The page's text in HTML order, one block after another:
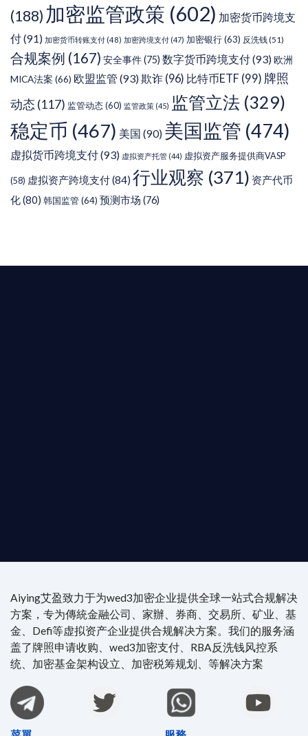
(188) 加密监管政策 (602) 加密货币跨境支
付(91) 加密货币转账支付 (48) 加密跨境支付 (47) 加密银行(63) 反洗钱(51)
合规案例 (167) 安全事件(75) 数字货币跨境支付(93)欧洲
MICA法案 (66) 欧盟监管 (93)欺诈 (96) 比特币ETF (99) 牌照
动态 (117) 监管动态(60) 监管政策 (45) 监管立法 (329)
稳定币 (467) 美国 (90) 美国监管 (474)
虚拟货币跨境支付(93) 虚拟资产托管 (44) 虚拟资产服务提供商VASP
(58) 虚拟资产跨境支付(84) 行业观察 (371) 资产代币
化(80) 韩国监管(64) 预测市场 (76)
Aiying艾盈致力于为wed3加密企业提供全球一站式合规解决
方案，专为傳統金融公司、家辦、券商、交易所、矿业、基
金、Defi等虚拟资产企业提供合规解决方案。我们的服务涵
盖了牌照申请收购、wed3加密支付、RBA反洗钱风控系
统、加密基金架构设立、加密税筹规划、等解决方案